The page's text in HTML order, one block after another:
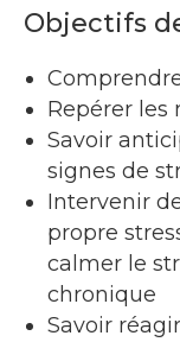
Objectifs
Repérer les
Savoir
signes de
Intervenir
propre
calmer le
chronique
Savoir